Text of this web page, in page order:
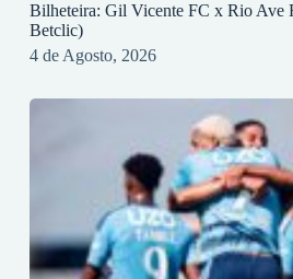
Bilheteira: Gil Vicente FC x Rio Ave
Betclic)
4 de Agosto, 2026